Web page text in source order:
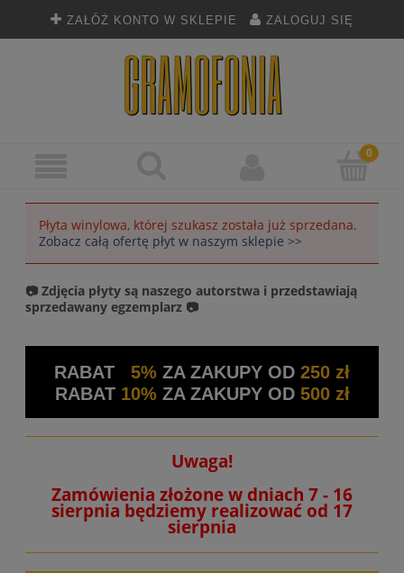
ZAŁÓŻ KONTO W SKLEPIE ZALOGUJ SIĘ
Płyta winylowa, której szukasz została już sprzedana.
Zobacz całą ofertę płyt w naszym sklepie >>
📷 Zdjęcia płyty są naszego autorstwa i przedstawiają
sprzedawany egzemplarz 📷
RABAT 5% ZA ZAKUPY OD 250 zł
RABAT 10%ZA ZAKUPY OD 500 zł
Uwaga!
Zamówienia złożone w dniach 7 - 16
sierpnia będziemy realizować od 17
sierpnia